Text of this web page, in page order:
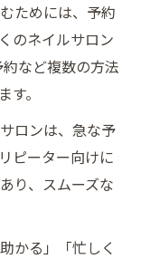
ためには、予約
のネイルサロン
など複数の方法
。
ロンは、急な予
ピーター向けに
り、スムーズな
かる」「忙しく